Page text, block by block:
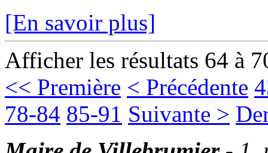
[En savoir plus]
Afficher les résultats 64 à
<< Première < Précédente
78-84 85-91 Suivante >